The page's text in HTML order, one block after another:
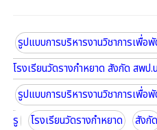
รูปแบบการบริหารงานวิชาการเพื่อ
โรงเรียนวัดรางกำหยาด สังกัด สพ
รูปแบบการบริหารงานวิชาการเพื่อ
รู
โรงเรียนวัดรางกำหยาด สังกัด